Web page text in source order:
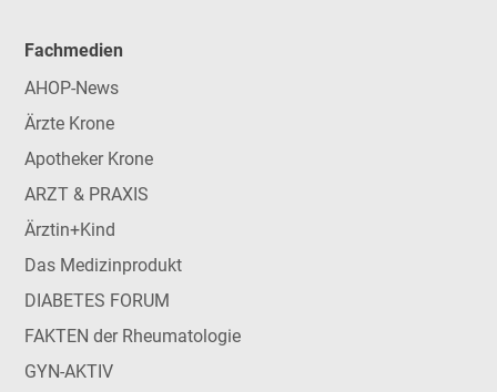
Fachmedien
AHOP-News
Ärzte Krone
Apotheker Krone
ARZT & PRAXIS
Ärztin+Kind
Das Medizinprodukt
DIABETES FORUM
FAKTEN der Rheumatologie
GYN-AKTIV